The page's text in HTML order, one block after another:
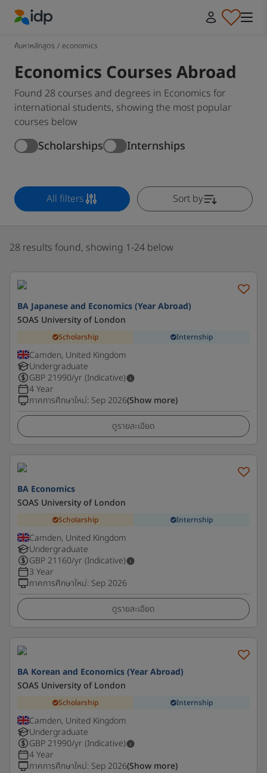
ค้นหาหลักสูตร / economics
Economics Courses Abroad
Found 28 courses and degrees in Economics for
international students, showing the most popular
courses below
Scholarships Internships
All filters Sort by
28 results found, showing 1-24 below
BA Japanese and Economics (Year Abroad)
SOAS University of London
Scholarship Internship
Camden, United Kingdom
Undergraduate
GBP 21990/yr (Indicative)
4 Year
ภาคการศึกษาใหม่: Sep 2026(Show more)
ดูรายละเอียด
BA Economics
SOAS University of London
Scholarship Internship
Camden, United Kingdom
Undergraduate
GBP 21160/yr (Indicative)
3 Year
ภาคการศึกษาใหม่: Sep 2026
ดูรายละเอียด
BA Korean and Economics (Year Abroad)
SOAS University of London
Scholarship Internship
Camden, United Kingdom
Undergraduate
GBP 21990/yr (Indicative)
4 Year
ภาคการศึกษาใหม่: Sep 2026(Show more)